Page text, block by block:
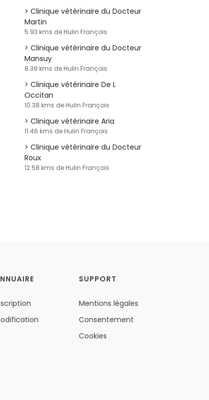
Clinique vétérinaire du Docteur
Martin
5.93 kms de Hulin François
Clinique vétérinaire du Docteur
Mansuy
8.39 kms de Hulin François
Clinique vétérinaire De L
Occitan
10.38 kms de Hulin François
Clinique vétérinaire Aria
11.46 kms de Hulin François
Clinique vétérinaire du Docteur
Roux
12.58 kms de Hulin François
SUPPORT
Mentions légales
Consentement
Cookies